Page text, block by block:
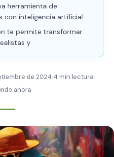
herramienta de
con inteligencia artificial.
te permite transformar
y
de 2024 4 min lectura
ahora